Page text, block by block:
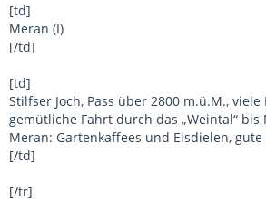
[td]
Meran (I)
[/td]
[td]
Stilfser Joch, Pass über 2800 m.ü.M.,
gemütliche Fahrt durch das „Weintal“ bis
Meran: Gartenkaffees und Eisdielen, gute
[/td]
[/tr]